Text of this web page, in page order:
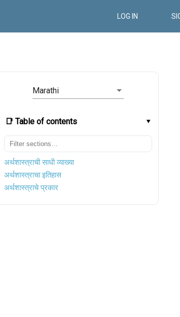
LOG IN
Marathi
📑 Table of contents
अर्थशास्त्राची साधी व्याख्या
अर्थशास्त्राचा इतिहास
अर्थशास्त्राचे प्रकार